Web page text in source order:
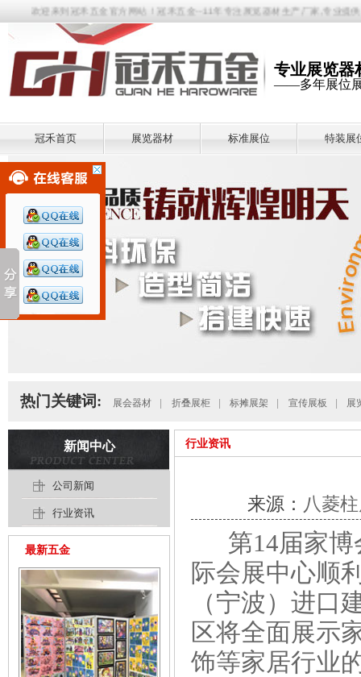
欢迎来到冠禾五金官方网站！冠禾五金--11年专注展览器材生产厂家,专业提供
专业展览器
——多年展位
冠禾首页 展览器材 标准展位 特装展
热门关键词: 展会器材 折叠展柜 标摊展架 宣传展板 展
行业资讯
来源： 八菱
第14届家博
际会展中心顺
（宁波）进口
区将全面展示
饰等家居行业
新闻中心
公司新闻
行业资讯
最新五金